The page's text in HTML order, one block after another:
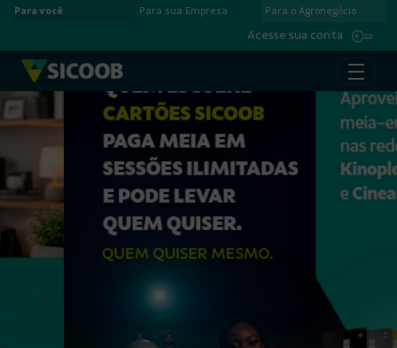
Pular para o Conteúdo principal
Para você Para sua Empresa Para o Agronegócio
Acesse sua conta